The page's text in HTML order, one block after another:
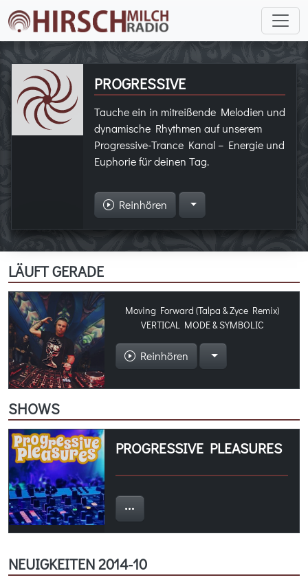
PROGRESSIVE
Tauche ein in mitreißende Melodien und
dynamische Rhythmen auf unserem
Progressive-Trance Kanal – Energie und
Euphorie für deinen Tag.
Reinhören
LÄUFT GERADE
Moving Forward (Talpa & Zyce Remix)
VERTICAL MODE & SYMBOLIC
Reinhören
SHOWS
PROGRESSIVE PLEASURES
NEUIGKEITEN 2014-10